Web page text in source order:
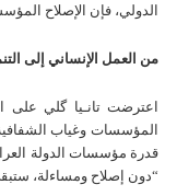
الدولي، فإن الإصلاح
من العمل الإنساني إلى
اعترضت تانـيا گلي
المؤسسات وغياب
قدرة مؤسسات الدولة
“دون إصلاح ومساءلة،